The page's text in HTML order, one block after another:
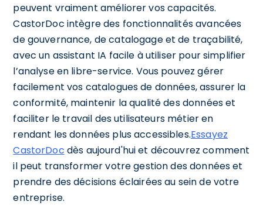
peuvent vraiment améliorer vos capacités.
CastorDoc intègre des fonctionnalités avancées
de gouvernance, de catalogage et de traçabilité,
avec un assistant IA facile à utiliser pour simplifier
l’analyse en libre-service. Vous pouvez gérer
facilement vos catalogues de données, assurer la
conformité, maintenir la qualité des données et
faciliter le travail des utilisateurs métier en
rendant les données plus accessibles.Essayez
CastorDoc dès aujourd'hui et découvrez comment
il peut transformer votre gestion des données et
prendre des décisions éclairées au sein de votre
entreprise.